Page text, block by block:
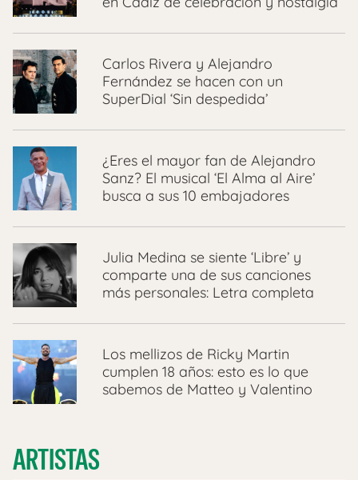
Carlos Rivera y Alejandro
Fernández se hacen con un
SuperDial ‘Sin despedida’
¿Eres el mayor fan de Alejandro
Sanz? El musical ‘El Alma al Aire’
busca a sus 10 embajadores
Julia Medina se siente ‘Libre’ y
comparte una de sus canciones
más personales: Letra completa
Los mellizos de Ricky Martin
cumplen 18 años: esto es lo que
sabemos de Matteo y Valentino
ARTISTAS